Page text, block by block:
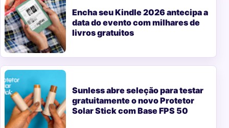
Encha seu Kindle 2026 antecipa a
data do evento com milhares de
livros gratuitos
Sunless abre seleção para testar
gratuitamente o novo Protetor
Solar Stick com Base FPS 50